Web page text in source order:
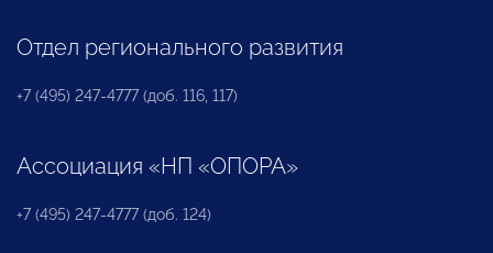
Отдел регионального развития
+7 (495) 247-4777 (доб. 116, 117)
Ассоциация «НП «ОПОРА»
+7 (495) 247-4777 (доб. 124)